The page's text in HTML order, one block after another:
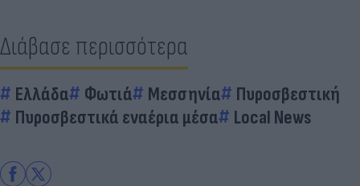
Διάβασε περισσότερα
Ελλάδα Φωτιά Μεσσηνία
Πυροσβεστική
Πυροσβεστικά εναέρια μέσα
Local News